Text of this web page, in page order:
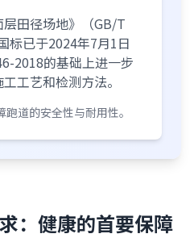
层田径场地》（GB/T
标已于2024年7月1日
2018的基础上进一步
工艺和检测方法。
道的安全性与耐用性。
：健康的首要保障